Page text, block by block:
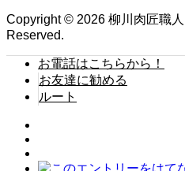
Copyright © 2026 柳川肉匠職
Reserved.
お電話はこちらから！
お友達に勧める
ルート